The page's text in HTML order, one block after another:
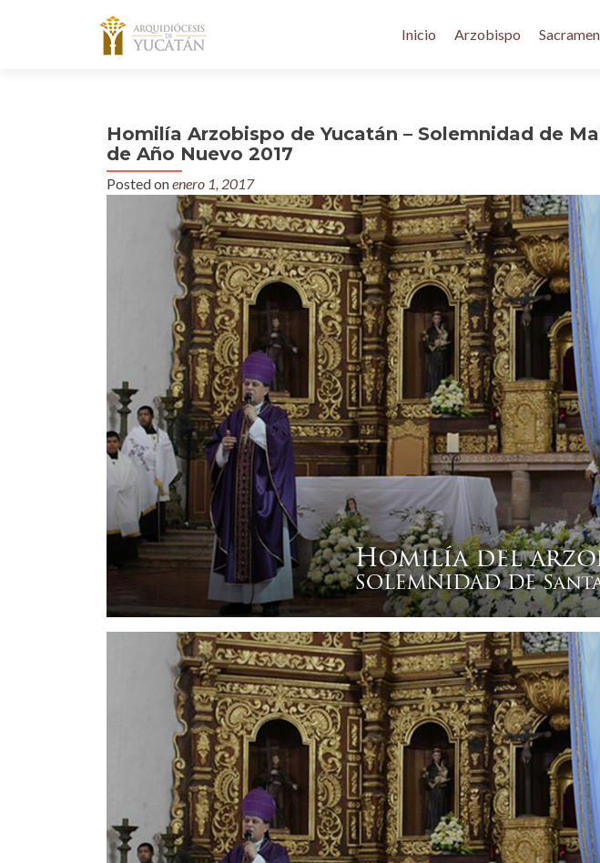
Inicio Arzobispo
Homilía Arzobispo de Yucatán – Solemnidad de
de Año Nuevo 2017
Posted onenero 1, 2017